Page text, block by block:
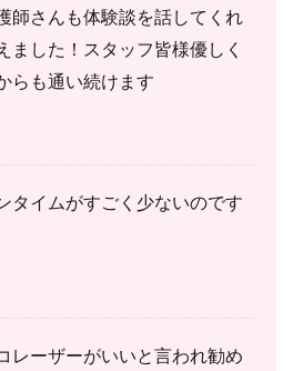
師さんも体験談を話してくれ
ました！スタッフ皆様優しく
らも通い続けます
タイムがすごく少ないのです
レーザーがいいと言われ勧め